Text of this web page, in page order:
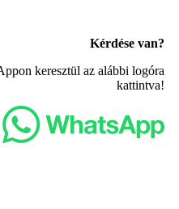
Kérdése van?
keresztül az alábbi logóra
kattintva!